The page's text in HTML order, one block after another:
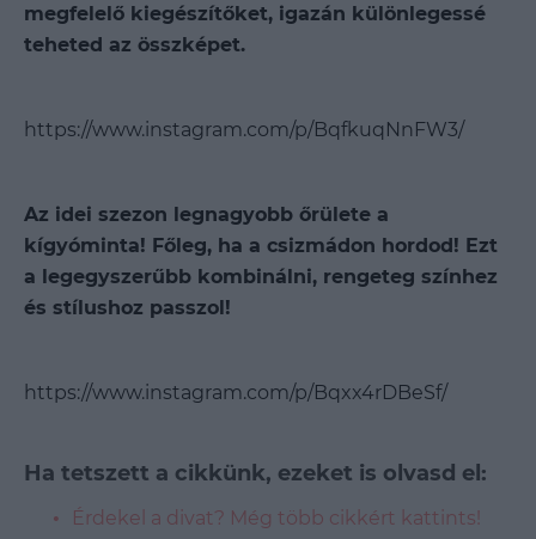
megfelelő kiegészítőket, igazán különlegessé
teheted az összképet.
https://www.instagram.com/p/BqfkuqNnFW3/
Az idei szezon legnagyobb őrülete a
kígyóminta! Főleg, ha a csizmádon hordod! Ezt
a legegyszerűbb kombinálni, rengeteg színhez
és stílushoz passzol!
https://www.instagram.com/p/Bqxx4rDBeSf/
Ha tetszett a cikkünk, ezeket is olvasd el:
Érdekel a divat? Még több cikkért kattints!